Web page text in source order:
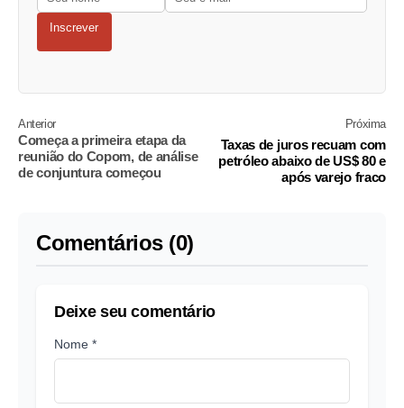
Inscrever
Anterior
Começa a primeira etapa da
reunião do Copom, de análise
de conjuntura começou
Próxima
Taxas de juros recuam com
petróleo abaixo de US$ 80 e
após varejo fraco
Comentários (0)
Deixe seu comentário
Nome *